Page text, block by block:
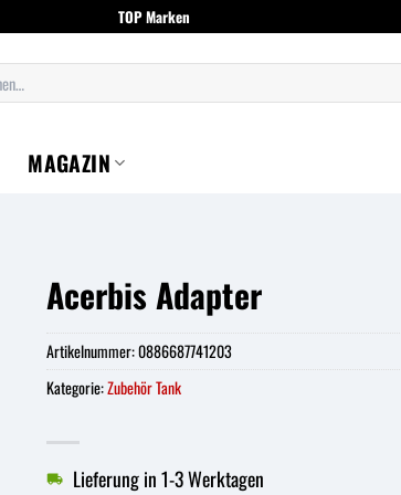
TOP Marken
MAGAZIN
Acerbis Adapter
Lieferung in 1-3 Werktagen
Artikelnummer:0886687741203
Kategorie:Zubehör Tank